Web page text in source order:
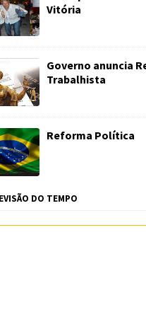
Vitória
Governo anuncia
Trabalhista
Reforma Política
DO TEMPO